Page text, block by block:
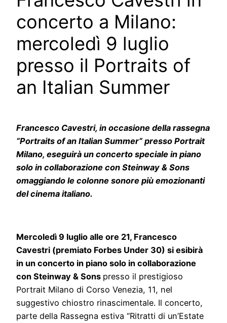
concerto a Milano:
mercoledì 9 luglio
presso il Portraits of
an Italian Summer
Francesco Cavestri, in occasione della rassegna
“Portraits of an Italian Summer” presso Portrait
Milano, eseguirà un concerto speciale in piano
solo in collaborazione con Steinway & Sons
omaggiando le colonne sonore più emozionanti
del cinema italiano.
Mercoledì 9 luglio alle ore 21, Francesco
Cavestri (premiato Forbes Under 30) si esibirà
in un concerto in piano solo in collaborazione
con Steinway & Sons presso il prestigioso
Portrait Milano di Corso Venezia, 11, nel
suggestivo chiostro rinascimentale. Il concerto,
parte della Rassegna estiva “Ritratti di un’Estate